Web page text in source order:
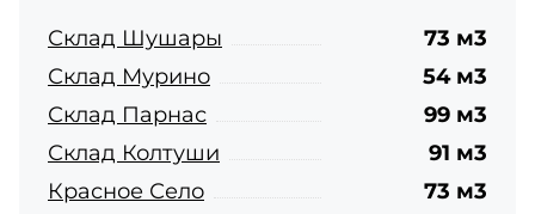
Склад Шушары
73 м3
Склад Мурино
54 м3
Склад Парнас
99 м3
Склад Колтуши
91 м3
Красное Село
73 м3